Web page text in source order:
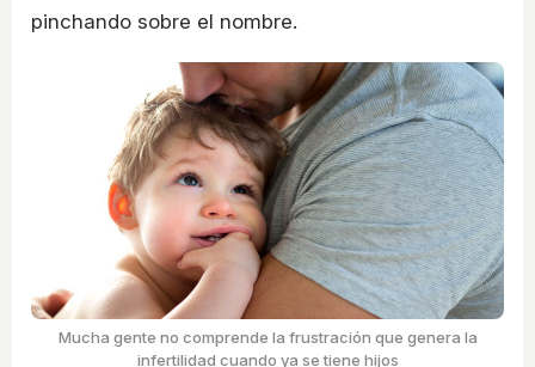
pinchando sobre el nombre.
Mucha gente no comprende la frustración que genera la
infertilidad cuando ya se tiene hijos